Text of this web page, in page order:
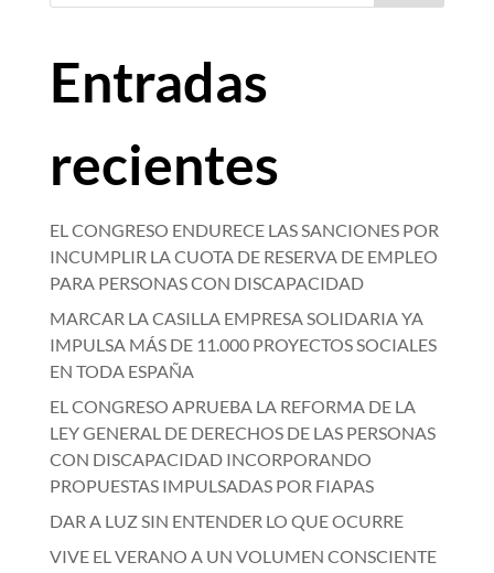
Entradas
recientes
EL CONGRESO ENDURECE LAS SANCIONES POR
INCUMPLIR LA CUOTA DE RESERVA DE EMPLEO
PARA PERSONAS CON DISCAPACIDAD
MARCAR LA CASILLA EMPRESA SOLIDARIA YA
IMPULSA MÁS DE 11.000 PROYECTOS SOCIALES
EN TODA ESPAÑA
EL CONGRESO APRUEBA LA REFORMA DE LA
LEY GENERAL DE DERECHOS DE LAS PERSONAS
CON DISCAPACIDAD INCORPORANDO
PROPUESTAS IMPULSADAS POR FIAPAS
DAR A LUZ SIN ENTENDER LO QUE OCURRE
VIVE EL VERANO A UN VOLUMEN CONSCIENTE